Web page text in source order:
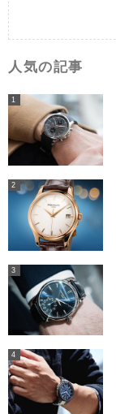
人気の記事
1
2
3
4